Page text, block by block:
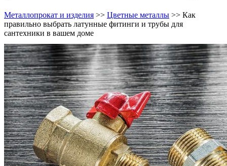
Металлопрокат и изделия >> Цветные металлы >> Как
правильно выбрать латунные фитинги и трубы для
сантехники в вашем доме